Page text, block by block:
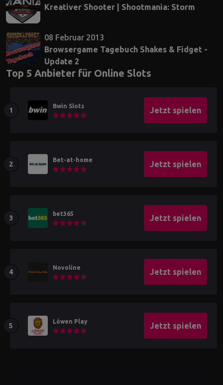
Kreativer Shooter | Shootmania: Storm
08 Februar 2013
Browsergame Tagebuch Shakes & Fidget -
Update 2
Top 5 Anbieter für Online Slots
Bwin Slots Jetzt spielen
Bet-at-home Jetzt spielen
bet365 Jetzt spielen
Novoline Jetzt spielen
Löwen Play Jetzt spielen